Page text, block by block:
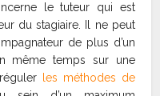
le tuteur qui est
du stagiaire. Il ne peut
de plus d’un
même temps sur une
les méthodes de